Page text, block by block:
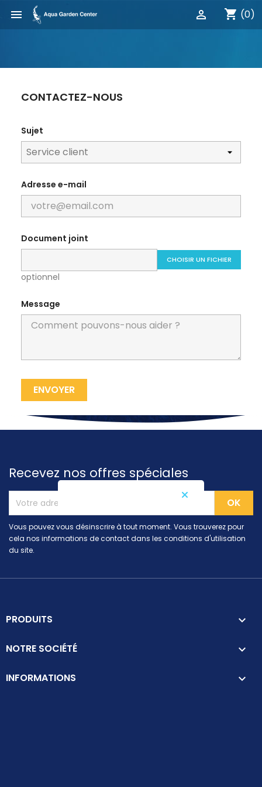
 shopping_cart (0)

CONTACTEZ-NOUS
Sujet
Adresse e-mail
Document joint
CHOISIR UN FICHIER
optionnel
Message
Recevez nos offres spéciales
Vous pouvez vous désinscrire à tout moment. Vous trouverez pour
cela nos informations de contact dans les conditions d'utilisation
du site.
PRODUITS 
NOTRE SOCIÉTÉ 
INFORMATIONS keyboard_arrow_down